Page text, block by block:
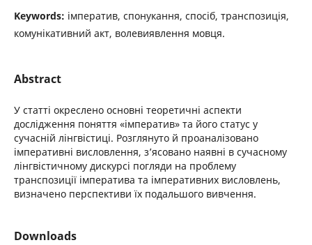
Keywords: імператив, спонукання, спосіб, транспозиція,
комунікативний акт, волевиявлення мовця.
Abstract
У статті окреслено основні теоретичні аспекти
дослідження поняття «імператив» та його статус у
сучасній лінгвістиці. Розглянуто й проаналізовано
імперативні висловлення, з’ясовано наявні в сучасному
лінгвістичному дискурсі погляди на проблему
транспозиції імператива та імперативних висловлень,
визначено перспективи їх подальшого вивчення.
Downloads